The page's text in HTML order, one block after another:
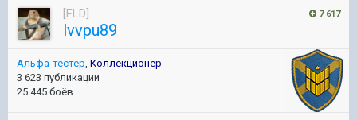
7 617
[FLD]
lvvpu89
Альфа-тестер, Коллекционер
3 623 публикации
25 445 боёв